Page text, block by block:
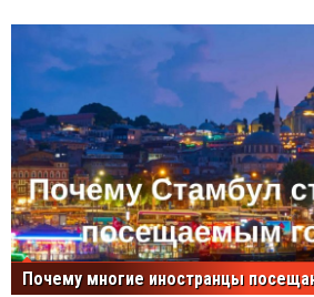
Почему многие иностранцы